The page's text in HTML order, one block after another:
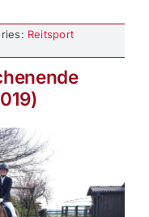
Reitsport